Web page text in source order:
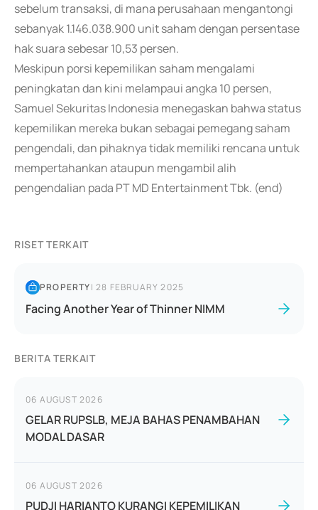
sebelum transaksi, di mana perusahaan mengantongi
sebanyak 1.146.038.900 unit saham dengan persentase
hak suara sebesar 10,53 persen.
Meskipun porsi kepemilikan saham mengalami
peningkatan dan kini melampaui angka 10 persen,
Samuel Sekuritas Indonesia menegaskan bahwa status
kepemilikan mereka bukan sebagai pemegang saham
pengendali, dan pihaknya tidak memiliki rencana untuk
mempertahankan ataupun mengambil alih
pengendalian pada PT MD Entertainment Tbk. (end)
RISET TERKAIT
PROPERTY|28 FEBRUARY 2025
Facing Another Year of Thinner NIMM
BERITA TERKAIT
06 AUGUST 2026
GELAR RUPSLB, MEJA BAHAS PENAMBAHAN
MODAL DASAR
06 AUGUST 2026
PUDJI HARIANTO KURANGI KEPEMILIKAN